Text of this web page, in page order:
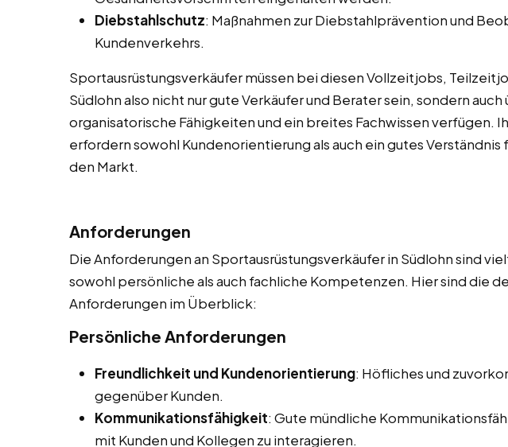
Diebstahlschutz: Maßnahmen zur Diebstahlprävention und
Kundenverkehrs.
Sportausrüstungsverkäufer müssen bei diesen Vollzeitjobs,
Südlohn also nicht nur gute Verkäufer und Berater sein, sondern auch
organisatorische Fähigkeiten und ein breites Fachwissen verfügen.
erfordern sowohl Kundenorientierung als auch ein gutes Verständnis
den Markt.
Anforderungen
Die Anforderungen an Sportausrüstungsverkäufer in Südlohn sind
sowohl persönliche als auch fachliche Kompetenzen. Hier sind die
Anforderungen im Überblick:
Persönliche Anforderungen
Freundlichkeit und Kundenorientierung: Höfliches und
gegenüber Kunden.
Kommunikationsfähigkeit: Gute mündliche
mit Kunden und Kollegen zu interagieren.